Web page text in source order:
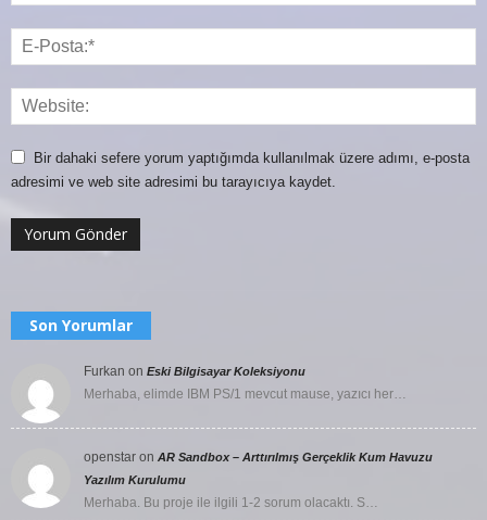
Bir dahaki sefere yorum yaptığımda kullanılmak üzere adımı, e-posta
adresimi ve web site adresimi bu tarayıcıya kaydet.
Son Yorumlar
Furkan on Eski Bilgisayar Koleksiyonu
Merhaba, elimde IBM PS/1 mevcut mause, yazıcı her…
openstar on AR Sandbox – Arttırılmış Gerçeklik Kum Havuzu
Yazılım Kurulumu
Merhaba. Bu proje ile ilgili 1-2 sorum olacaktı. S…